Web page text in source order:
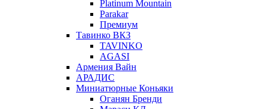
Platinum Mountain
Parakar
Премиум
Тавинко ВКЗ
TAVINKO
AGASI
Армения Вайн
АРАДИС
Миниатюрные Коньяки
Оганян Бренди